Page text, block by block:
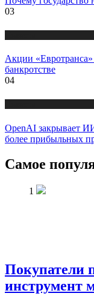
03
Акции
банкротстве
04
OpenAI закрывает
более прибыльных
Самое
1
Покупатели
инструмент